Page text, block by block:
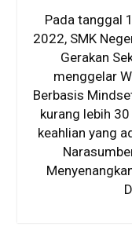
Pada tanggal
2022, SMK
Gerakan
menggelar
Berbasis
kurang lebih
keahlian yang